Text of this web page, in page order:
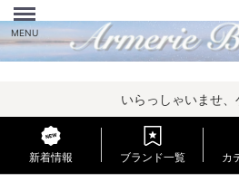
Menu
MENU
いらっしゃいませ、
新着情報 ブランド一覧 カ